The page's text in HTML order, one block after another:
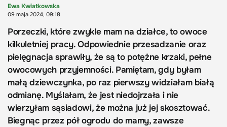
Ewa Kwiatkowska
09 maja 2024, 09:18
Porzeczki, które zwykle mam na działce, to owoce
kilkuletniej pracy. Odpowiednie przesadzanie oraz
pielęgnacja sprawiły, że są to potężne krzaki, pełne
owocowych przyjemności. Pamiętam, gdy byłam
małą dziewczynka, po raz pierwszy widziałam białą
odmianę. Myślałam, że jest niedojrzała i nie
wierzyłam sąsiadowi, że można już jej skosztować.
Biegnąc przez pół ogrodu do mamy, zawsze